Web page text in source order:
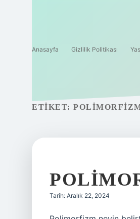
Anasayfa Gizlilik Politikası
ETIKET:
Tarih: Aralık 22, 2024